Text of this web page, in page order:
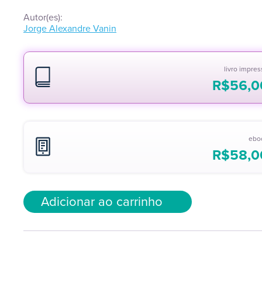
Autor(es):
Jorge Alexandre Vanin
livro
R$
R$
Adicionar ao carrinho